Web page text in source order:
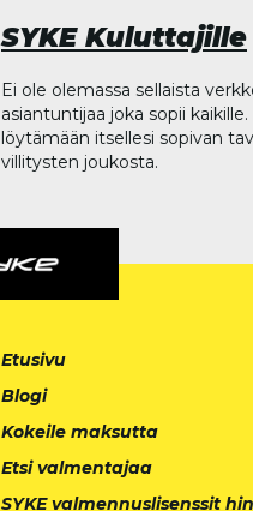
SYKE Kuluttajille
Ei ole olemassa sellaista
asiantuntijaa joka sopii
löytämään itsellesi sopivan
villitysten joukosta.
Etusivu
Blogi
Kokeile maksutta
Etsi valmentajaa
SYKE valmennuslisenssit